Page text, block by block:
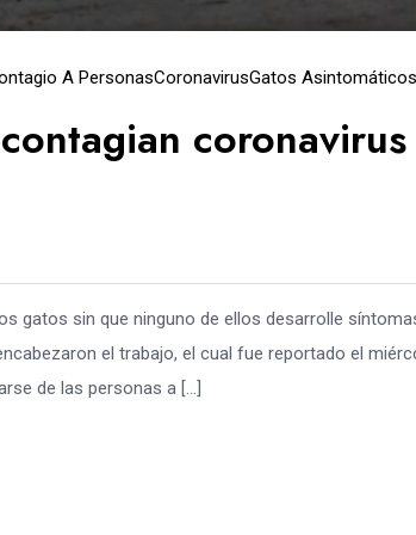
A PersonasCoronavirusGatos Asintomáticos
gatos sin que ninguno de ellos desarrolle
el trabajo, el cual fue reportado el
de las personas a […]